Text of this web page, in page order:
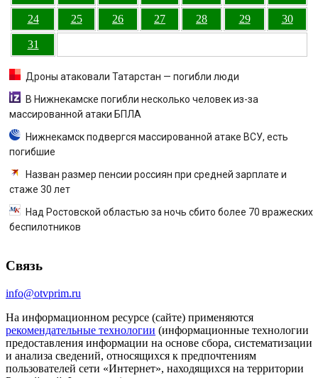
24 25 26 27 28 29 30
31
Дроны атаковали Татарстан — погибли люди
В Нижнекамске погибли несколько человек из-за
массированной атаки БПЛА
Нижнекамск подвергся массированной атаке ВСУ, есть
погибшие
Назван размер пенсии россиян при средней зарплате и
стаже 30 лет
Над Ростовской областью за ночь сбито более 70 вражеских
беспилотников
Связь
info@otvprim.ru
На информационном ресурсе (сайте) применяются
рекомендательные технологии (информационные технологии
предоставления информации на основе сбора, систематизации
и анализа сведений, относящихся к предпочтениям
пользователей сети «Интернет», находящихся на территории